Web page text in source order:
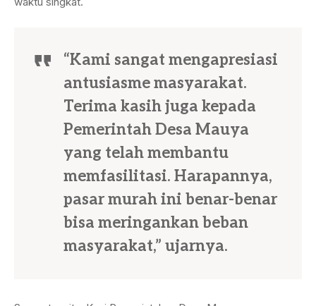
“Kami sangat mengapresiasi
antusiasme masyarakat.
Terima kasih juga kepada
Pemerintah Desa Mauya
yang telah membantu
memfasilitasi. Harapannya,
pasar murah ini benar-benar
bisa meringankan beban
masyarakat,” ujarnya.